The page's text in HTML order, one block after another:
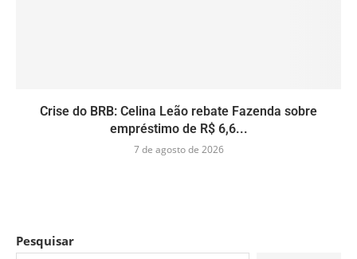
Crise do BRB: Celina Leão rebate Fazenda sobre
empréstimo de R$ 6,6...
7 de agosto de 2026
Pesquisar